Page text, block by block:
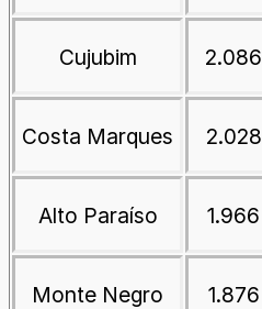
Cujubim 2.086
Costa Marques 2.028
Alto Paraíso 1.966
Monte Negro 1.876